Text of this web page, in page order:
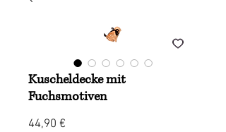
Kuscheldecke mit
Fuchsmotiven
44,90 €